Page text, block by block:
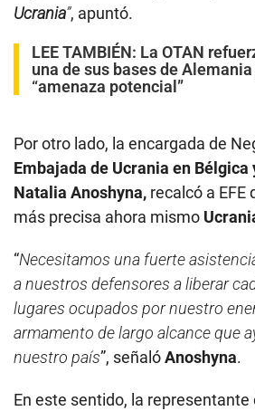
Ucrania”, apuntó.
LEE TAMBIÉN: La OTAN
una de sus bases de
“amenaza potencial”
Por otro lado, la encargada de
Embajada de Ucrania en Bélgica
Natalia Anoshyna, recalcó a EFE
más precisa ahora mismo
“Necesitamos una fuerte
a nuestros defensores a liberar
lugares ocupados por nuestro
armamento de largo alcance que
nuestro país”, señalóAnoshyna.
En este sentido, la representante